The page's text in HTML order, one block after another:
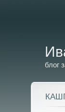
блог